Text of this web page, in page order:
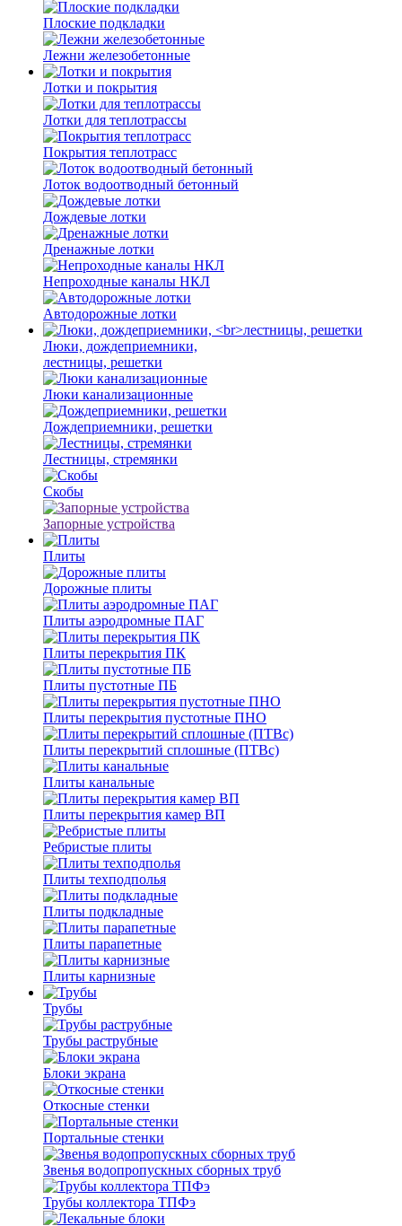
Плоские подкладки
Лежни железобетонные
Лотки и покрытия
Лотки для теплотрассы
Покрытия теплотрасс
Лоток водоотводный бетонный
Дождевые лотки
Дренажные лотки
Непроходные каналы НКЛ
Автодорожные лотки
Люки, дождеприемники,
лестницы, решетки
Люки канализационные
Дождеприемники, решетки
Лестницы, стремянки
Скобы
Запорные устройства
Плиты
Дорожные плиты
Плиты аэродромные ПАГ
Плиты перекрытия ПК
Плиты пустотные ПБ
Плиты перекрытия пустотные ПНО
Плиты перекрытий сплошные (ПТВс)
Плиты канальные
Плиты перекрытия камер ВП
Ребристые плиты
Плиты техподполья
Плиты подкладные
Плиты парапетные
Плиты карнизные
Трубы
Трубы раструбные
Блоки экрана
Откосные стенки
Портальные стенки
Звенья водопропускных сборных труб
Трубы коллектора ТПФэ